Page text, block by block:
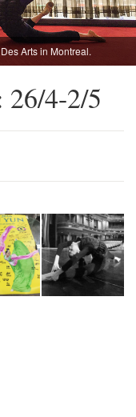
Arts in Montreal.
26/4-2/5